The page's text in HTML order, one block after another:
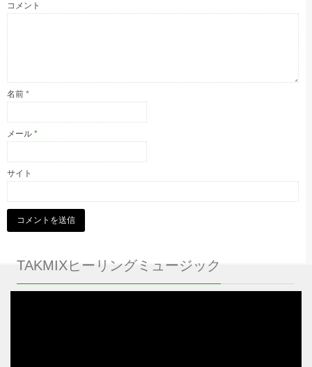
コメント
名前 *
メール *
サイト
TAKMIXヒーリングミュージック